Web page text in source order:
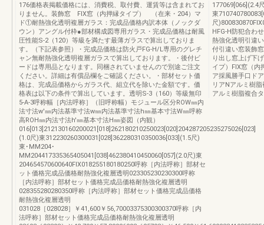
176価格表掲載価格には、消費税、取付費、運賃等は含まれてお
りません。装飾窓 FIX窓（内押縁タイプ） （在来・204）マ
ド①耐熱強化透明複層ガラス：完成品価格内訳本体（ノックダ
ウン）アングル付枠●部材構成図専用ガラス・完成品価格は耐風
圧性能S-2（120）等級を満たす最薄ガラスで算出しておりま
す。（下記表参照）・完成品価格は防火戸FG-H/L専用のグレチ
ャン無耐熱強化透明複層ガラスで算出しております。・後付ビ
ードは専用品となります。同梱されていませんので別途ご注文
ください。詳細は有償品欄をご確認ください。・部材セット価
格は、完成品価格からガラス代、組立代を除いた金額です。価
格表は以下の条件で算出しています。透明S-3（160）等級無印
5-A-3呼称幅［内法呼称］（旧呼称幅）モジュール区分ROW㎜内
法寸法w'㎜内法基準寸法w㎜内法基準寸法h㎜基本寸法W㎜呼称
高ROH㎜内法寸法h'㎜基本寸法H㎜姿図（内観）
016[013]212130160200021[018]262180210250023[020]204287205235275026[023]
(1.0尺)東312230260300031[028]362280310350036[033](1.5尺)
東･MM204･
MM204417335365405041[038]462380410450060[057](2.0尺)東
204654570600640FIX018255180180250呼称［内法呼称］部材セ
ット価格完成品価格耐熱強化複層透明023305230230300呼称
［内法呼称］部材セット価格完成品価格耐熱強化複層透明
028355280280350呼称［内法呼称］部材セット価格完成品価格
耐熱強化複層透明
031028［028028］￥41,600￥56,70003375300300370呼称［内
法呼称］部材セット価格完成品価格耐熱強化複層透明
177069[066](2.4
東
尺
HFG-H防犯合わ
熱強化透明引違
付引違い窓装飾
り出し窓上げ下
イプ）FIX窓（内
ア採風勝手口ド
リアNアルミ樹
アルミ樹脂複合